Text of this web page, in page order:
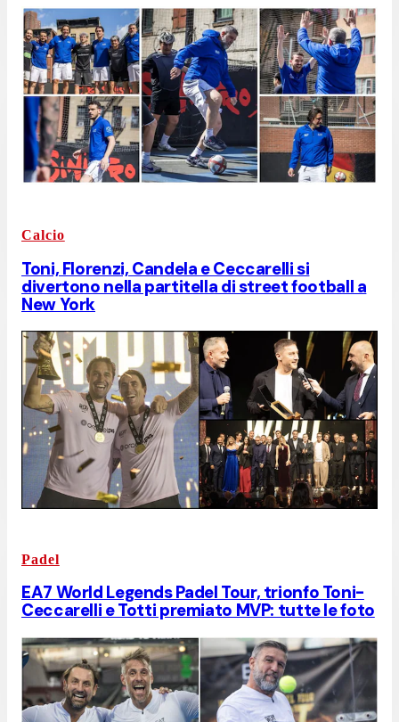
Calcio
Toni, Florenzi, Candela e Ceccarelli si
divertono nella partitella di street football a
New York
Padel
EA7 World Legends Padel Tour, trionfo Toni-
Ceccarelli e Totti premiato MVP: tutte le foto